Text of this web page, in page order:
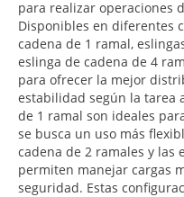
para realizar operaciones
Disponibles en diferentes
cadena de 1 ramal,
eslinga de cadena de 4
para ofrecer la mejor
estabilidad según la tarea
de 1 ramal son ideales
se busca un uso más
cadena de 2 ramales y las
permiten manejar cargas
seguridad. Estas